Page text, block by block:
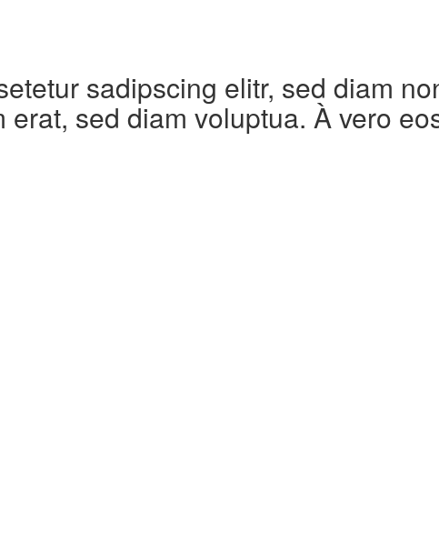
sadipscing elitr, sed diam
sed diam voluptua. À vero